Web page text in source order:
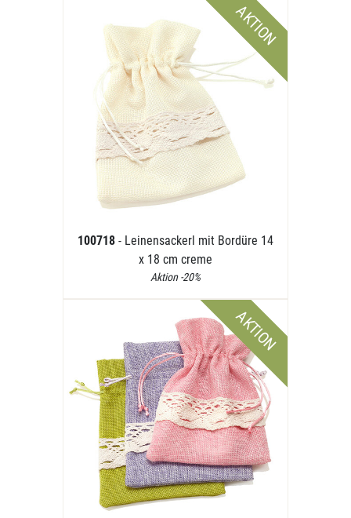
AKTION
100718 - Leinensackerl mit Bordüre 14
x 18 cm creme
Aktion -20%
AKTION